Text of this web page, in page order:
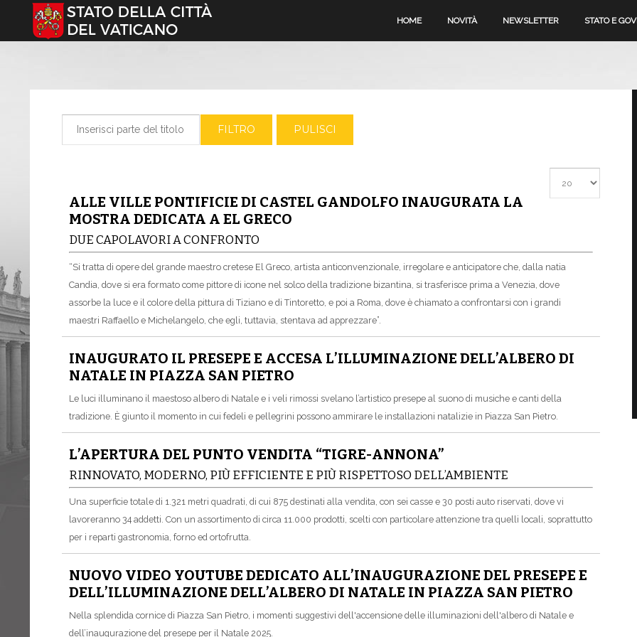
Seleziona la tua lingua HOME NOVITÀ NEWSLETTER STATO E
FILTRO PULISCI
ALLE VILLE PONTIFICIE DI CASTEL GANDOLFO INAUGURATA LA
MOSTRA DEDICATA A EL GRECO
DUE CAPOLAVORI A CONFRONTO
“Si tratta di opere del grande maestro cretese El Greco, artista anticonvenzionale, irregolare e anticipatore che, dalla natia
Candia, dove si era formato come pittore di icone nel solco della tradizione bizantina, si trasferisce prima a Venezia, dove
assorbe la luce e il colore della pittura di Tiziano e di Tintoretto, e poi a Roma, dove è chiamato a confrontarsi con i grandi
maestri Raffaello e Michelangelo, che egli, tuttavia, stentava ad apprezzare”.
INAUGURATO IL PRESEPE E ACCESA L’ILLUMINAZIONE DELL’ALBERO DI
NATALE IN PIAZZA SAN PIETRO
Le luci illuminano il maestoso albero di Natale e i veli rimossi svelano l’artistico presepe al suono di musiche e canti della
tradizione. È giunto il momento in cui fedeli e pellegrini possono ammirare le installazioni natalizie in Piazza San Pietro.
L’APERTURA DEL PUNTO VENDITA “TIGRE-ANNONA”
RINNOVATO, MODERNO, PIÙ EFFICIENTE E PIÙ RISPETTOSO DELL’AMBIENTE
Una superficie totale di 1.321 metri quadrati, di cui 875 destinati alla vendita, con sei casse e 30 posti auto riservati, dove vi
lavoreranno 34 addetti. Con un assortimento di circa 11.000 prodotti, scelti con particolare attenzione tra quelli locali, soprattutto
per i reparti gastronomia, forno ed ortofrutta.
NUOVO VIDEO YOUTUBE DEDICATO ALL’INAUGURAZIONE DEL PRESEPE E
DELL’ILLUMINAZIONE DELL’ALBERO DI NATALE IN PIAZZA SAN PIETRO
Nella splendida cornice di Piazza San Pietro, i momenti suggestivi dell'accensione delle illuminazioni dell'albero di Natale e
dell’inaugurazione del presepe per il Natale 2025.